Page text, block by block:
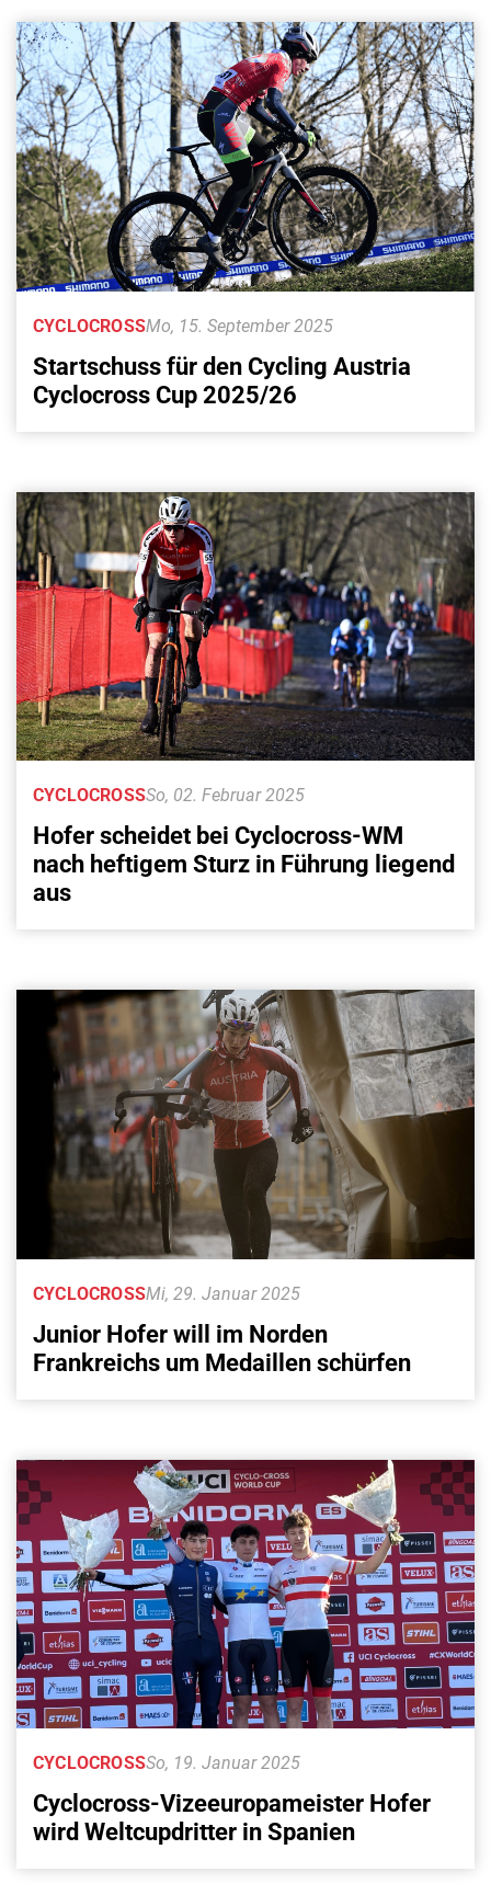
Mo, 15. September 2025
CYCLOCROSS
Startschuss für den Cycling Austria
Cyclocross Cup 2025/26
So, 02. Februar 2025
CYCLOCROSS
Hofer scheidet bei Cyclocross-WM
nach heftigem Sturz in Führung liegend
aus
Mi, 29. Januar 2025
CYCLOCROSS
Junior Hofer will im Norden
Frankreichs um Medaillen schürfen
So, 19. Januar 2025
CYCLOCROSS
Cyclocross-Vizeeuropameister Hofer
wird Weltcupdritter in Spanien